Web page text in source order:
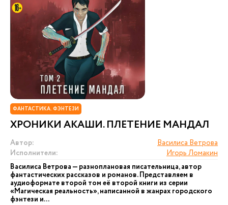
ФАНТАСТИКА. ФЭНТЕЗИ
ХРОНИКИ АКАШИ. ПЛЕТЕНИЕ МАНДАЛ
Автор:
Василиса Ветрова
Исполнители:
Игорь Ломакин
Василиса Ветрова — разноплановая писательница, автор
фантастических рассказов и романов. Представляем в
аудиоформате второй том её второй книги из серии
«Магическая реальность», написанной в жанрах городского
фэнтези и...